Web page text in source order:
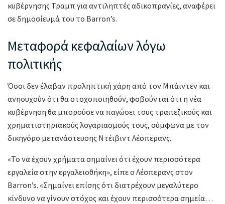
κυβέρνησης Τραμπ για αντιληπτές αδικοπραγίες, αναφέρει
σε δημοσίευμά του το Barron’s.
Μεταφορά κεφαλαίων λόγω
πολιτικής
Όσοι δεν έλαβαν προληπτική χάρη από τον Μπάιντεν και
ανησυχούν ότι θα στοχοποιηθούν, φοβούνται ότι η νέα
κυβέρνηση θα μπορούσε να παγώσει τους τραπεζικούς και
χρηματιστηριακούς λογαριασμούς τους, σύμφωνα με τον
δικηγόρο μετανάστευσης Ντέιβιντ Λέσπερανς.
«Το να έχουν χρήματα σημαίνει ότι έχουν περισσότερα
εργαλεία στην εργαλειοθήκη», είπε ο Λέσπερανς στον
Barron’s. «Σημαίνει επίσης ότι διατρέχουν μεγαλύτερο
κίνδυνο να γίνουν στόχος και έχουν περισσότερα σημεία…